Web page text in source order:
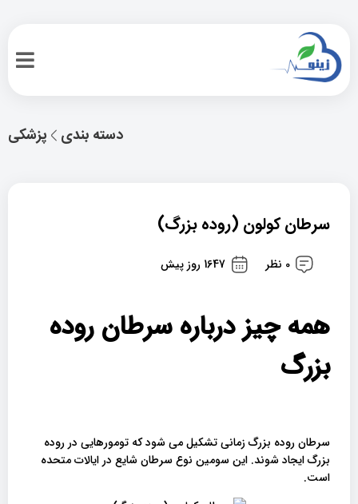
پزشکی دسته بندی
سرطان کولون (روده بزرگ)
0 نظر 1647 روز پیش
همه چیز درباره سرطان روده
بزرگ
سرطان روده بزرگ زمانی تشکیل می شود که تومورهایی در روده
بزرگ ایجاد شوند. این سومین نوع سرطان شایع در ایالات متحده
است.